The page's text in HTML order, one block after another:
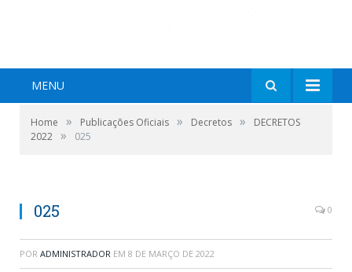
MENU
Home » Publicações Oficiais » Decretos »
DECRETOS
2022 » 025
025 0
POR ADMINISTRADOR EM 8 DE MARÇO DE 2022